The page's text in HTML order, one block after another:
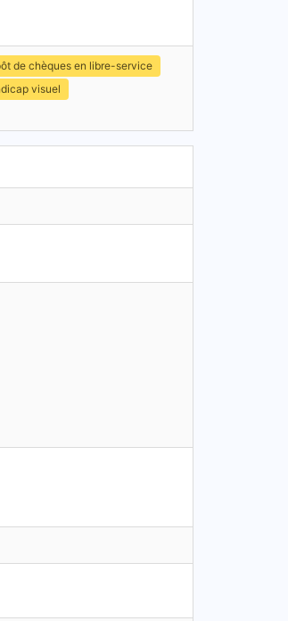
de chèques en libre-service
visuel